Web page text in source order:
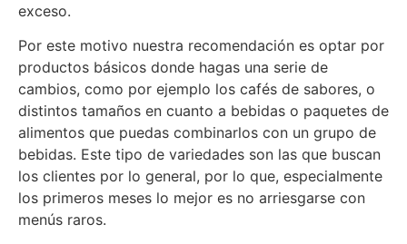
exceso.
Por este motivo nuestra recomendación es optar por
productos básicos donde hagas una serie de
cambios, como por ejemplo los cafés de sabores, o
distintos tamaños en cuanto a bebidas o paquetes de
alimentos que puedas combinarlos con un grupo de
bebidas. Este tipo de variedades son las que buscan
los clientes por lo general, por lo que, especialmente
los primeros meses lo mejor es no arriesgarse con
menús raros.